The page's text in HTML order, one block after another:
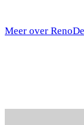
Meer over